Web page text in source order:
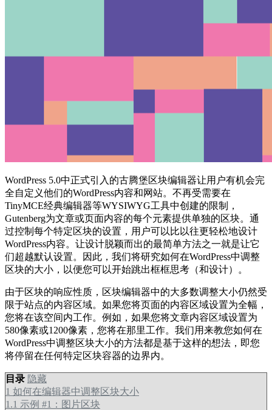
WordPress 5.0中正式引入的古腾堡区块编辑器让用户有机会完
全自定义他们的WordPress内容和网站。不再受需要在
TinyMCE经典编辑器等WYSIWYG工具中创建的限制，
Gutenberg为文章或页面内容的每个元素提供单独的区块。通
过控制每个特定区块的设置，用户可以比以往更轻松地设计
WordPress内容。让设计脱颖而出的最简单方法之一就是让它
们超越默认设置。因此，我们将研究如何在WordPress中调整
区块的大小，以便您可以开始跳出框框思考（和设计）。
由于区块的响应性质，区块编辑器中的大多数调整大小仍然受
限于站点的内容区域。如果您将页面的内容区域设置为全幅，
您将在该空间内工作。例如，如果您将文章内容区域设置为
580像素或1200像素，您将在那里工作。我们用来教您如何在
WordPress中调整区块大小的方法都是基于这样的想法，即您
将停留在任何特定区块容器的边界内。
目录 隐藏
1 如何在编辑器中调整区块大小
1.1 示例 #1：图片区块